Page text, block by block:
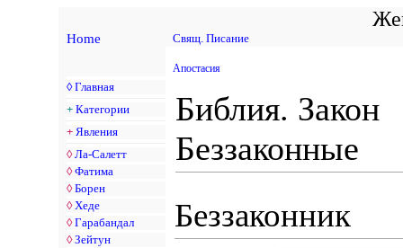
Home Свящ. Писание
◊ Главная
+ Категории
+ Явления
◊ Ла-Салетт
◊ Фатима
◊ Борен
◊ Хеде
◊ Гарабандал
◊ Зейтун
Апостасия
Библия. Закон
Беззаконные
Беззаконник